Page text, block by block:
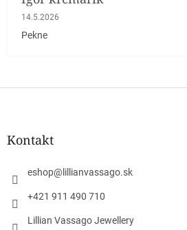
Hodnotenie obchodu je 5 z 5 hviezdičiek.
14.5.2026
Pekne
Z
Kontakt
eshop@ lillianvassago.sk
+421 911 490 710
Lillian Vassago Jewellery